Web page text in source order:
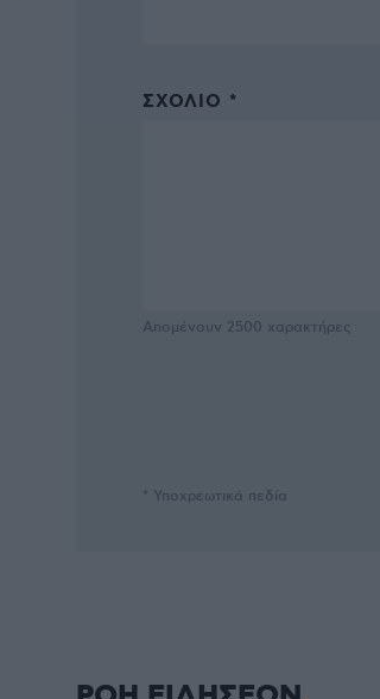
ΣΧΌΛΙΟ *
Απομένουν 2500 χαρακτήρες
* Υποχρεωτικά πεδία